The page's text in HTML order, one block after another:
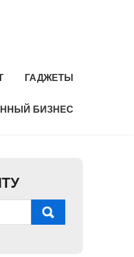
ГАДЖЕТЫ
БИЗНЕС